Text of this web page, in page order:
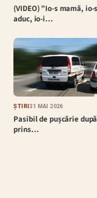
(VIDEO) ”Io-s mamă,
aduc, io-i…
ȘTIRI31 MAI 2026
Pasibil de pușcărie
prins…